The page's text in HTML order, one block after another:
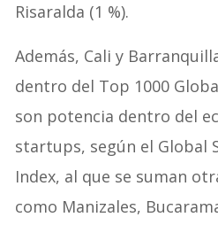
Risaralda (1 %).
Además, Cali y
dentro del Top 1000
son potencia dentro del
startups, según el Global
Index, al que se suman
como Manizales,